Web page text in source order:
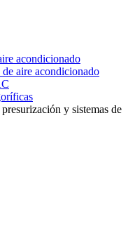
acondicionado
aire acondicionado
y sistemas de